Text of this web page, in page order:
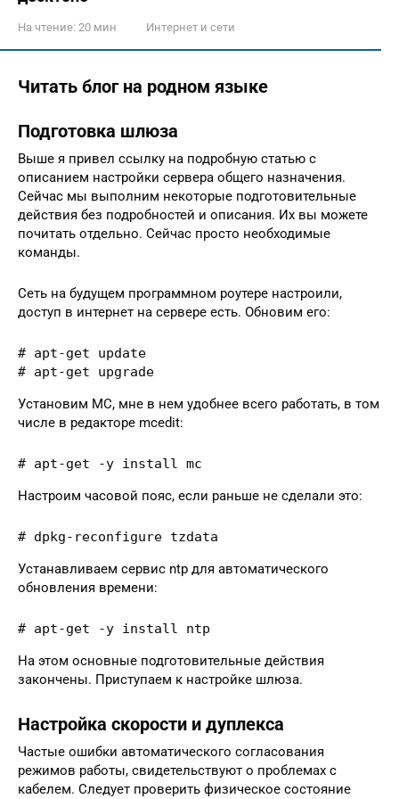
На чтение: 20 мин Интернет и сети
Читать блог на родном языке
Подготовка шлюза
Выше я привел ссылку на подробную статью с
описанием настройки сервера общего назначения.
Сейчас мы выполним некоторые подготовительные
действия без подробностей и описания. Их вы можете
почитать отдельно. Сейчас просто необходимые
команды.
Сеть на будущем программном роутере настроили,
доступ в интернет на сервере есть. Обновим его:
# apt-get update
# apt-get upgrade
Установим MC, мне в нем удобнее всего работать, в том
числе в редакторе mcedit:
# apt-get -y install mc
Настроим часовой пояс, если раньше не сделали это:
# dpkg-reconfigure tzdata
Устанавливаем сервис ntp для автоматического
обновления времени:
# apt-get -y install ntp
На этом основные подготовительные действия
закончены. Приступаем к настройке шлюза.
Настройка скорости и дуплекса
Частые ошибки автоматического согласования
режимов работы, свидетельствуют о проблемах с
кабелем. Следует проверить физическое состояние